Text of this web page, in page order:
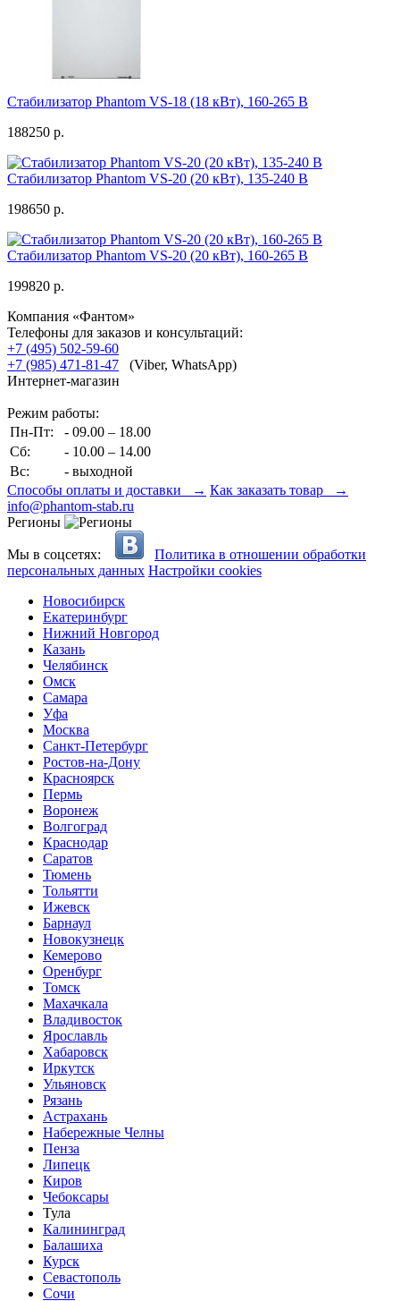
Стабилизатор Phantom VS-18 (18 кВт), 160-265 В
188250 р.
Стабилизатор Phantom VS-20 (20 кВт), 135-240 В
198650 р.
Стабилизатор Phantom VS-20 (20 кВт), 160-265 В
199820 р.
Компания «Фантом»
Телефоны для заказов и консультаций:
+7 (495) 502-59-60
+7 (985) 471-81-47 (Viber, WhatsApp)
Интернет-магазин
Режим работы:
Пн-Пт:
- 09.00 – 18.00
Сб:
- 10.00 – 14.00
Вс:
- выходной
Способы оплаты и доставки → Как заказать товар →
info@phantom-stab.ru
Регионы
Мы в соцсетях:
Политика в отношении обработки
персональных данных Настройки cookies
Новосибирск
Екатеринбург
Нижний Новгород
Казань
Челябинск
Омск
Самара
Уфа
Москва
Санкт-Петербург
Ростов-на-Дону
Красноярск
Пермь
Воронеж
Волгоград
Краснодар
Саратов
Тюмень
Тольятти
Ижевск
Барнаул
Новокузнецк
Кемерово
Оренбург
Томск
Махачкала
Владивосток
Ярославль
Хабаровск
Иркутск
Ульяновск
Рязань
Астрахань
Набережные Челны
Пенза
Липецк
Киров
Чебоксары
Тула
Калининград
Балашиха
Курск
Севастополь
Сочи